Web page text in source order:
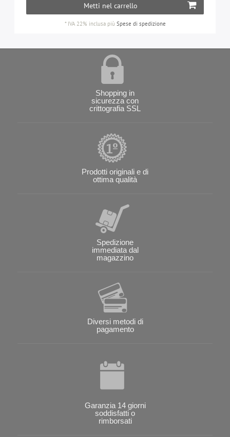
Metti nel carrello
* IVA 22% inclusapiù Spese di spedizione
Shopping in
sicurezza con
crittografia SSL
Prodotti originali e di
ottima qualità
Spedizione
immediata dal
magazzino
Diversi metodi di
pagamento
Garanzia 14 giorni
soddisfatti o
rimborsati